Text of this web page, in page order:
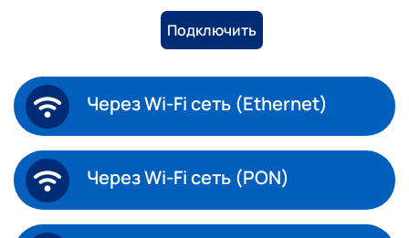
Подключить
Через Wi-Fi сеть (Ethernet)
Через Wi-Fi сеть (PON)